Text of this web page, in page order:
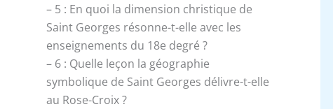
– 5 : En quoi la dimension christique de
Saint Georges résonne-t-elle avec les
enseignements du 18e degré ?
– 6 : Quelle leçon la géographie
symbolique de Saint Georges délivre-t-elle
au Rose-Croix ?